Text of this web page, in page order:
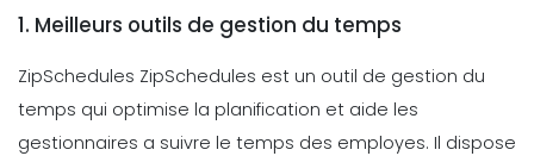
1. Meilleurs outils de gestion du temps
ZipSchedules ZipSchedules est un outil de gestion du
temps qui optimise la planification et aide les
gestionnaires a suivre le temps des employes. Il dispose